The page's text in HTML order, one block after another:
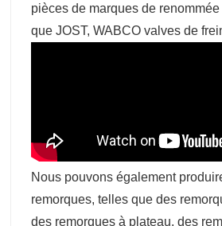
pièces de marques de
que JOST, WABCO valves de
Nous pouvons également
remorques, telles que des
des remorques à plateau, des